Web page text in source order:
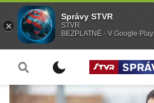
Správy STVR
STVR
BEZPLATNÉ - V Google Play